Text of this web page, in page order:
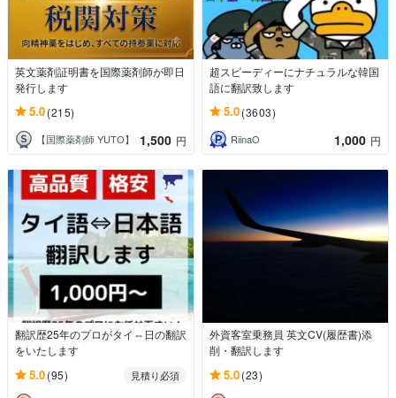
英文薬剤証明書を国際薬剤師が即日
発行します
5.0(215)
【国際薬剤師 YUTO】 1,500 円
超スピーディーにナチュラルな韓国
語に翻訳致します
5.0(3603)
RiinaO 1,000 円
翻訳歴25年のプロがタイ⇔日の翻訳
をいたします
5.0(95)
見積り必須
外資客室乗務員 英文CV(履歴書)添
削・翻訳します
5.0(23)